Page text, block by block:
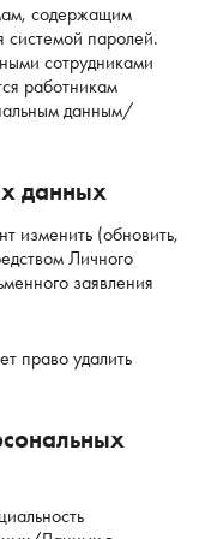
содержащим
системой паролей.
сотрудниками
работникам
данным/
данных
изменить (обновить,
Личного
заявления
право удалить